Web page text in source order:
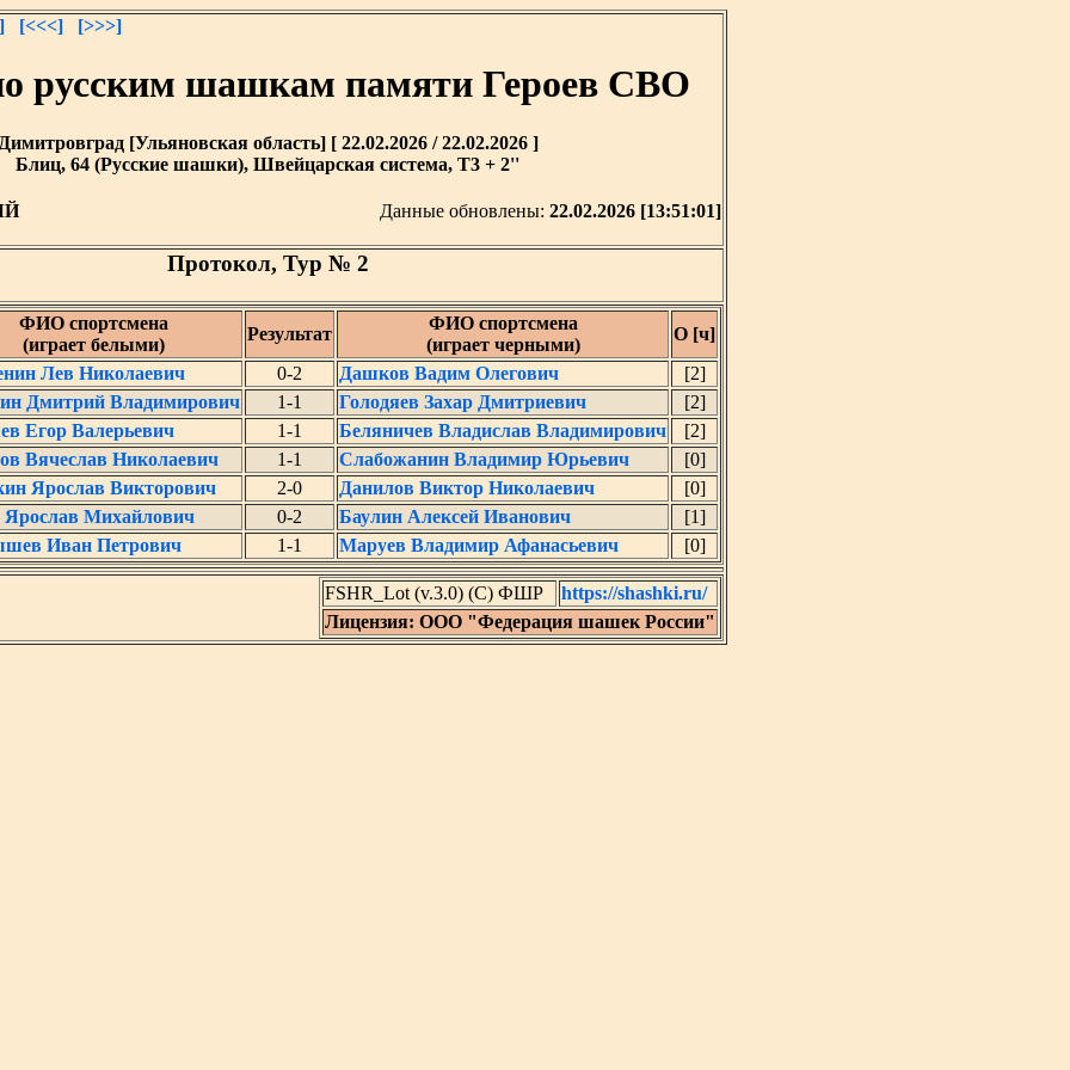
[<<<] [>>>]
русским шашкам памяти Героев СВО
Димитровград [Ульяновская область] [ 22.02.2026 / 22.02.2026 ]
Блиц, 64 (Русские шашки), Швейцарская система, T3 + 2''
Данные обновлены: 22.02.2026 [13:51:01]
Протокол, Тур № 2
ФИО спортсмена
(играет белыми)
Результат
ФИО спортсмена
(играет черными)
О [ч]
Лев Николаевич 0-2 Дашков Вадим Олегович
[2]
Дмитрий Владимирович 1-1 Голодяев Захар Дмитриевич
[2]
Егор Валерьевич 1-1 Беляничев Владислав Владимирович
[2]
Вячеслав Николаевич 1-1 Слабожанин Владимир Юрьевич
[0]
Ярослав Викторович 2-0 Данилов Виктор Николаевич
[0]
Ярослав Михайлович 0-2 Баулин Алексей Иванович
[1]
Иван Петрович 1-1 Маруев Владимир Афанасьевич [0]
FSHR_Lot (v.3.0) (C) ФШР
https://shashki.ru/
Лицензия: ООО "Федерация шашек России"